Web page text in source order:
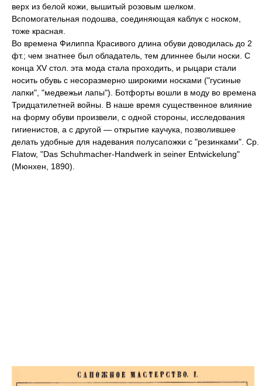
верх из белой кожи, вышитый розовым шелком.
Вспомогательная подошва, соединяющая каблук с носком,
тоже красная.
Во времена Филиппа Красивого длина обуви доводилась до 2
фт.; чем знатнее был обладатель, тем длиннее были носки. С
конца XV стол. эта мода стала проходить, и рыцари стали
носить обувь с несоразмерно широкими носками ("гусиные
лапки", "медвежьи лапы"). Ботфорты вошли в моду во времена
Тридцатилетней войны. В наше время существенное влияние
на форму обуви произвели, с одной стороны, исследования
гигиенистов, а с другой — открытие каучука, позволившее
делать удобные для надевания полусапожки с "резинками". Ср.
Flatow, "Das Schuhmacher-Handwerk in seiner Entwickelung"
(Мюнхен, 1890).